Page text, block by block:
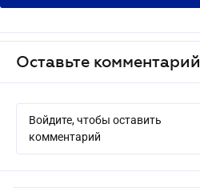
Оставьте комментарий
Войдите, чтобы оставить
комментарий